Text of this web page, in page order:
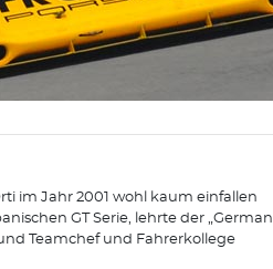
im Jahr 2001 wohl kaum einfallen
GT Serie, lehrte der „German
Teamchef und Fahrerkollege